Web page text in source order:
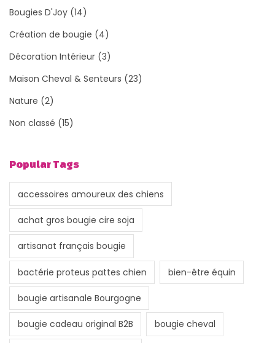
Bougies D'Joy (14)
Création de bougie (4)
Décoration Intérieur (3)
Maison Cheval & Senteurs (23)
Nature (2)
Non classé (15)
Popular Tags
accessoires amoureux des chiens
achat gros bougie cire soja
artisanat français bougie
bactérie proteus pattes chien bien-être équin
bougie artisanale Bourgogne
bougie cadeau original B2B bougie cheval